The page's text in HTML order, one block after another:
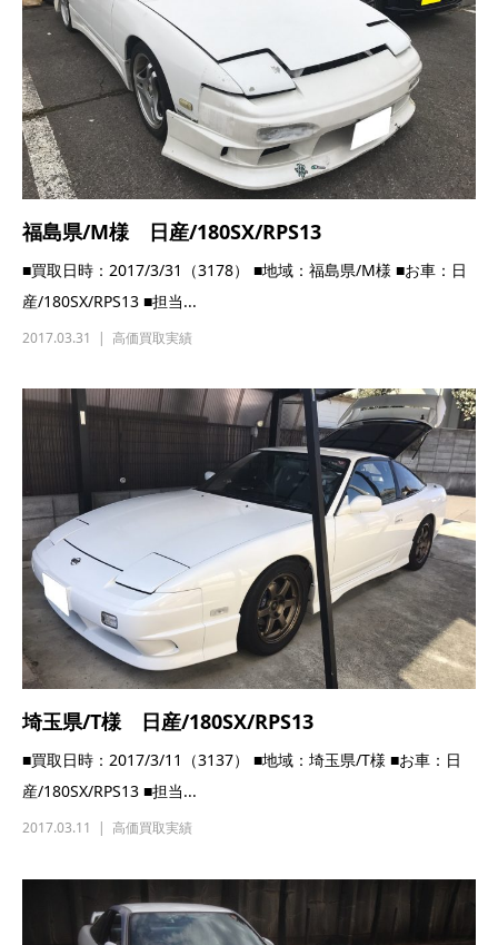
福島県/M様 日産/180SX/RPS13
■買取日時：2017/3/31（3178） ■地域：福島県/M様 ■お車：日
産/180SX/RPS13 ■担当...
2017.03.31 高価買取実績
埼玉県/T様 日産/180SX/RPS13
■買取日時：2017/3/11（3137） ■地域：埼玉県/T様 ■お車：日
産/180SX/RPS13 ■担当...
2017.03.11 高価買取実績